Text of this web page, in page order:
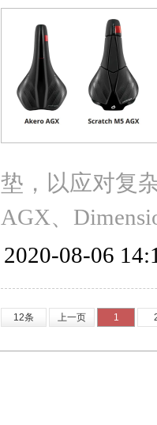
垫，以应对复
AGX、
2020-08-06
12条 上一页 1